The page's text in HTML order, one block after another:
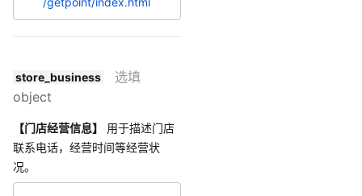
store_business
选填
object
【门店经营信息】
用于描述门店
联系电话，经营时间等经营状
况。